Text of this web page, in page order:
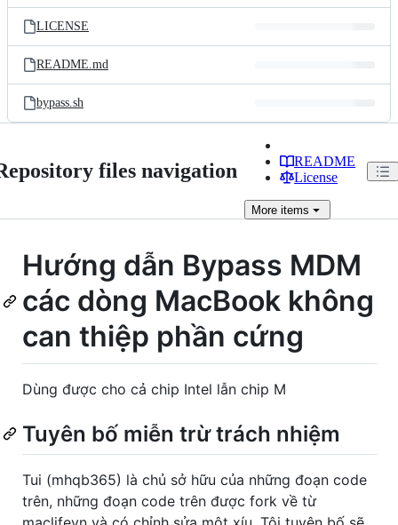
files
LICENSE
README.md
bypass.sh
files navigation
README
License
More items
Hướng dẫn Bypass MDM
các dòng MacBook không
can thiệp phần cứng
Dùng được cho cả chip Intel lẫn chip M
Tuyên bố miễn trừ trách nhiệm
Tui (mhqb365) là chủ sở hữu của những đoạn code
trên, những đoạn code trên được fork về từ